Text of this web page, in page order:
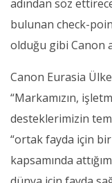
adından söz
bulunan check-
olduğu gibi Canon
Canon Eurasia
“Markamızın,
desteklerimizin
“ortak fayda için
kapsamında